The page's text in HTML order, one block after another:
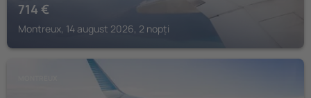
714 €
Montreux, 14 august 2026, 2 nopți